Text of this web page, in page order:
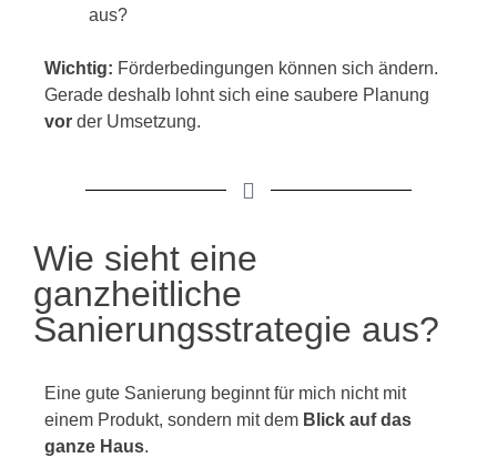
aus?
Wichtig: Förderbedingungen können sich ändern.
Gerade deshalb lohnt sich eine saubere Planung
vor der Umsetzung.
Wie sieht eine
ganzheitliche
Sanierungsstrategie aus?
Eine gute Sanierung beginnt für mich nicht mit
einem Produkt, sondern mit dem Blick auf das
ganze Haus.